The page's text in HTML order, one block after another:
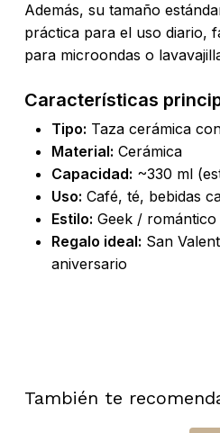
Además, su tamaño
práctica para el uso diario,
para microondas o
Características
Tipo: Taza cerámica
Material: Cerámica
Capacidad: ~330 ml
Uso: Café, té, bebidas
Estilo: Geek /
Regalo ideal: San
aniversario
También te